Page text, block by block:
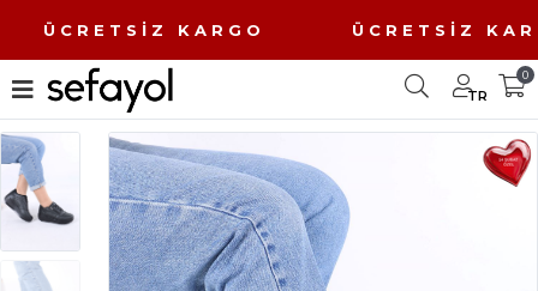
ÜCRETSİZ KARGO ÜCRETSİZ
TR
0